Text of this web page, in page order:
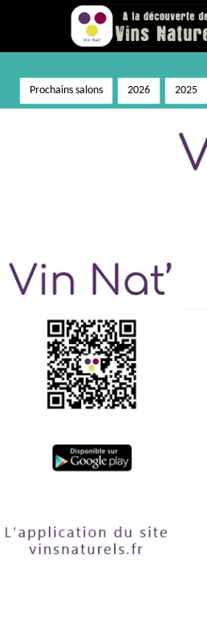
Prochains salons 2026 2025